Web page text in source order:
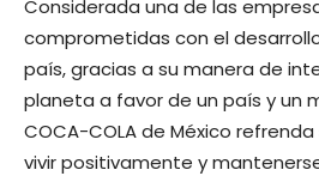
Considerada una de las
comprometidas con el
país, gracias a su manera de
planeta a favor de un país y un
COCA-COLA de México
vivir positivamente y